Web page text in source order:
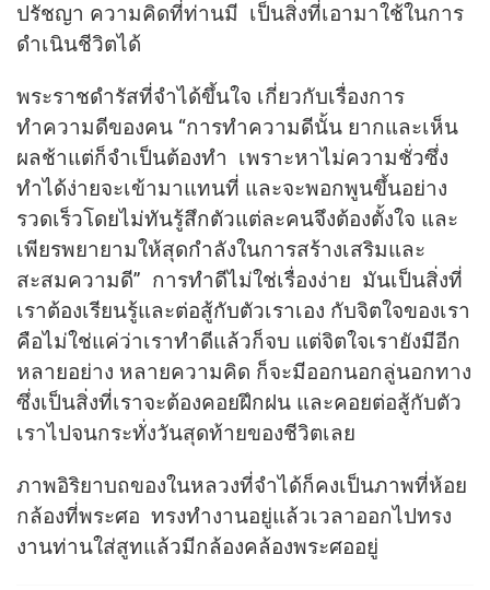
ปรัชญา ความคิดที่ท่านมี เป็นสิ่งที่เอามาใช้ในการ
ดำเนินชีวิตได้
พระราชดำรัสที่จำได้ขึ้นใจ เกี่ยวกับเรื่องการ
ทำความดีของคน “การทำความดีนั้น ยากและเห็น
ผลช้าแต่ก็จำเป็นต้องทำ เพราะหาไม่ความชั่วซึ่ง
ทำได้ง่ายจะเข้ามาแทนที่ และจะพอกพูนขึ้นอย่าง
รวดเร็วโดยไม่ทันรู้สึกตัวแต่ละคนจึงต้องตั้งใจ และ
เพียรพยายามให้สุดกำลังในการสร้างเสริมและ
สะสมความดี” การทำดีไม่ใช่เรื่องง่าย มันเป็นสิ่งที่
เราต้องเรียนรู้และต่อสู้กับตัวเราเอง กับจิตใจของเรา
คือไม่ใช่แค่ว่าเราทำดีแล้วก็จบ แต่จิตใจเรายังมีอีก
หลายอย่าง หลายความคิด ก็จะมีออกนอกลู่นอกทาง
ซึ่งเป็นสิ่งที่เราจะต้องคอยฝึกฝน และคอยต่อสู้กับตัว
เราไปจนกระทั่งวันสุดท้ายของชีวิตเลย
ภาพอิริยาบถของในหลวงที่จำได้ก็คงเป็นภาพที่ห้อย
กล้องที่พระศอ ทรงทำงานอยู่แล้วเวลาออกไปทรง
งานท่านใส่สูทแล้วมีกล้องคล้องพระศออยู่